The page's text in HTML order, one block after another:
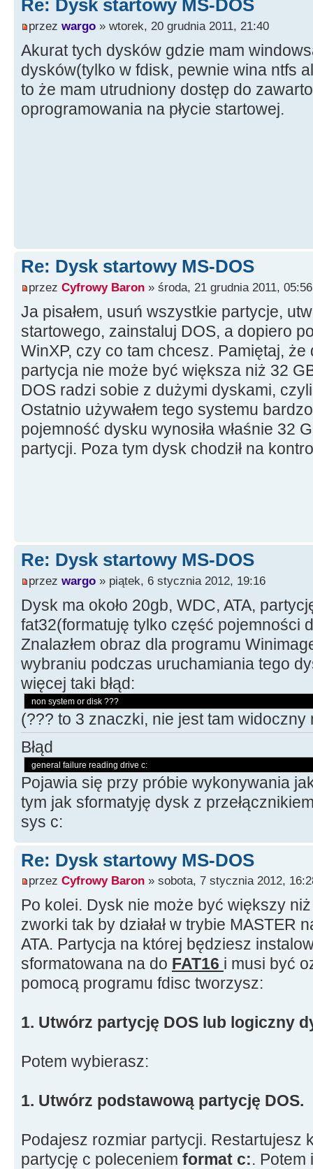
Re: Dysk startowy MS-DOS
przez wargo » wtorek, 20 grudnia 2011, 21:40
Akurat tych dysków gdzie mam
dysków(tylko w fdisk, pewnie wina ntfs
to że mam utrudniony dostęp do
oprogramowania na płycie startowej.
Re: Dysk startowy MS-DOS
przez Cyfrowy Baron » środa, 21 grudnia 2011, 05:56
Ja pisałem, usuń wszystkie partycje,
startowego, zainstaluj DOS, a dopiero
WinXP, czy co tam chcesz. Pamiętaj,
partycja nie może być większa niż 32
DOS radzi sobie z dużymi dyskami,
Ostatnio używałem tego systemu
pojemność dysku wynosiła właśnie 32
partycji. Poza tym dysk chodził na
Re: Dysk startowy MS-DOS
przez wargo » piątek, 6 stycznia 2012, 19:16
Dysk ma około 20gb, WDC, ATA,
fat32(formatuję tylko część pojemności
Znalazłem obraz dla programu
wybraniu podczas uruchamiania tego
więcej taki błąd:
non system or disk ???
(??? to 3 znaczki, nie jest tam widoczny
Błąd
general failure reading drive c:
Pojawia się przy próbie wykonywania
tym jak sformatyję dysk z
sys c:
Re: Dysk startowy MS-DOS
przez Cyfrowy Baron » sobota, 7 stycznia 2012,
Po kolei. Dysk nie może być większy
zworki tak by działał w trybie MASTER
ATA. Partycja na której będziesz
sformatowana na do FAT16 i musi być
pomocą programu fdisc tworzysz:
1. Utwórz partycję DOS lub logiczny
Potem wybierasz:
1. Utwórz podstawową partycję DOS.
Podajesz rozmiar partycji. Restartujesz
partycję c poleceniem format c:. Potem